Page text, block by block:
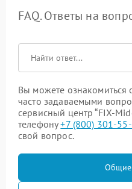
FAQ. Ответы на
Вы можете
часто задаваемыми
сервисный центр “FIX-
телефону+7 (800) 301-
свой вопрос.
Общие